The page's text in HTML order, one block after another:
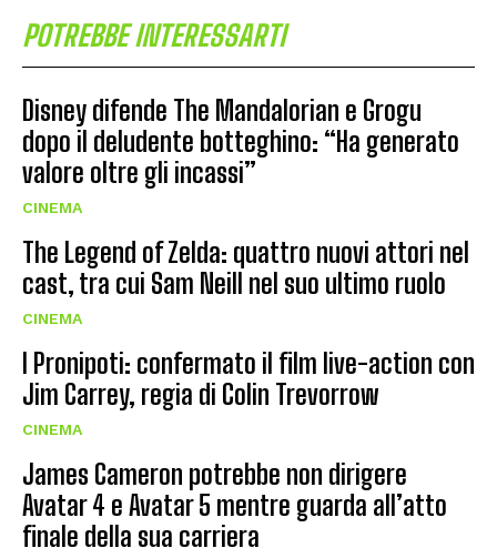
POTREBBE INTERESSARTI
Disney difende The Mandalorian e Grogu
dopo il deludente botteghino: “Ha generato
valore oltre gli incassi”
CINEMA
The Legend of Zelda: quattro nuovi attori nel
cast, tra cui Sam Neill nel suo ultimo ruolo
CINEMA
I Pronipoti: confermato il film live-action con
Jim Carrey, regia di Colin Trevorrow
CINEMA
James Cameron potrebbe non dirigere
Avatar 4 e Avatar 5 mentre guarda all’atto
finale della sua carriera